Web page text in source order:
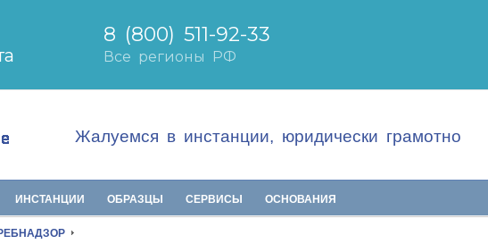
Жалуемся в инстанции, юридически грамотно
ИНСТАНЦИИ ОБРАЗЦЫ СЕРВИСЫ ОСНОВАНИЯ